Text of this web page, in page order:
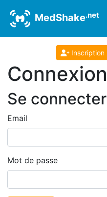
MedShake.net
Inscription
Connexion
Se connecter
Email
Mot de passe